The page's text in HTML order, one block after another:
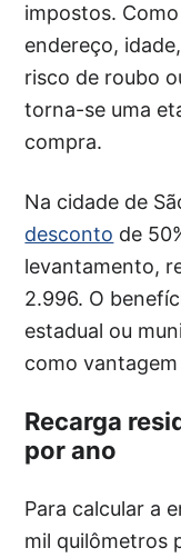
impostos.
endereço,
risco de roubo
torna-se uma
compra.
Na cidade de
desconto de
levantamento,
2.996. O
estadual ou
como
Recarga
por ano
Para calcular a
mil quilômetros